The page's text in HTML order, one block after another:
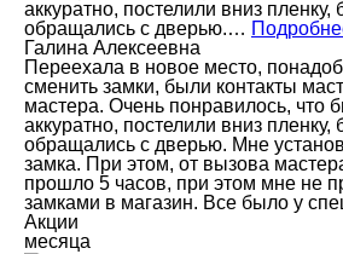
аккуратно, постелили вниз пленку,
обращались с дверью.…
Галина Алексеевна
Переехала в новое место,
сменить замки, были контакты
мастера. Очень понравилось, что
аккуратно, постелили вниз пленку,
обращались с дверью. Мне
замка. При этом, от вызова
прошло 5 часов, при этом мне не
замками в магазин. Все было у
Акции
месяца